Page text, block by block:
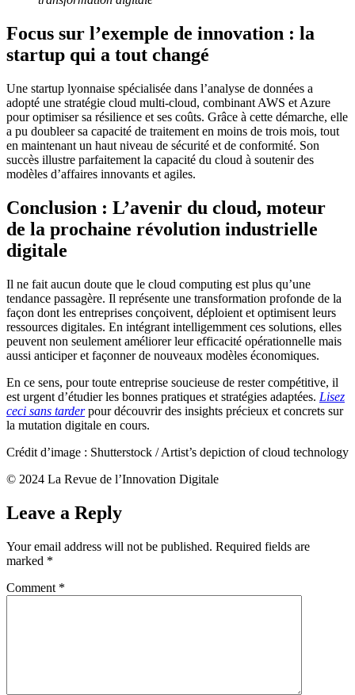
Focus sur l’exemple de innovation : la
startup qui a tout changé
Une startup lyonnaise spécialisée dans l’analyse de données a
adopté une stratégie cloud multi-cloud, combinant AWS et Azure
pour optimiser sa résilience et ses coûts. Grâce à cette démarche, elle
a pu doubleer sa capacité de traitement en moins de trois mois, tout
en maintenant un haut niveau de sécurité et de conformité. Son
succès illustre parfaitement la capacité du cloud à soutenir des
modèles d’affaires innovants et agiles.
Conclusion : L’avenir du cloud, moteur
de la prochaine révolution industrielle
digitale
Il ne fait aucun doute que le cloud computing est plus qu’une
tendance passagère. Il représente une transformation profonde de la
façon dont les entreprises conçoivent, déploient et optimisent leurs
ressources digitales. En intégrant intelligemment ces solutions, elles
peuvent non seulement améliorer leur efficacité opérationnelle mais
aussi anticiper et façonner de nouveaux modèles économiques.
En ce sens, pour toute entreprise soucieuse de rester compétitive, il
est urgent d’étudier les bonnes pratiques et stratégies adaptées. Lisez
ceci sans tarderpour découvrir des insights précieux et concrets sur
la mutation digitale en cours.
Crédit d’image : Shutterstock / Artist’s depiction of cloud technology
© 2024 La Revue de l’Innovation Digitale
Leave a Reply
Your email address will not be published. Required fields are
marked *
Comment *